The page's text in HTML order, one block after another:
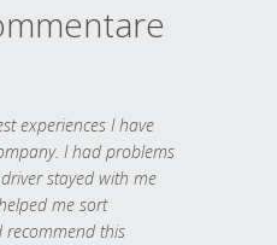
experiences I have
I had problems
stayed with me
me sort
recommend this